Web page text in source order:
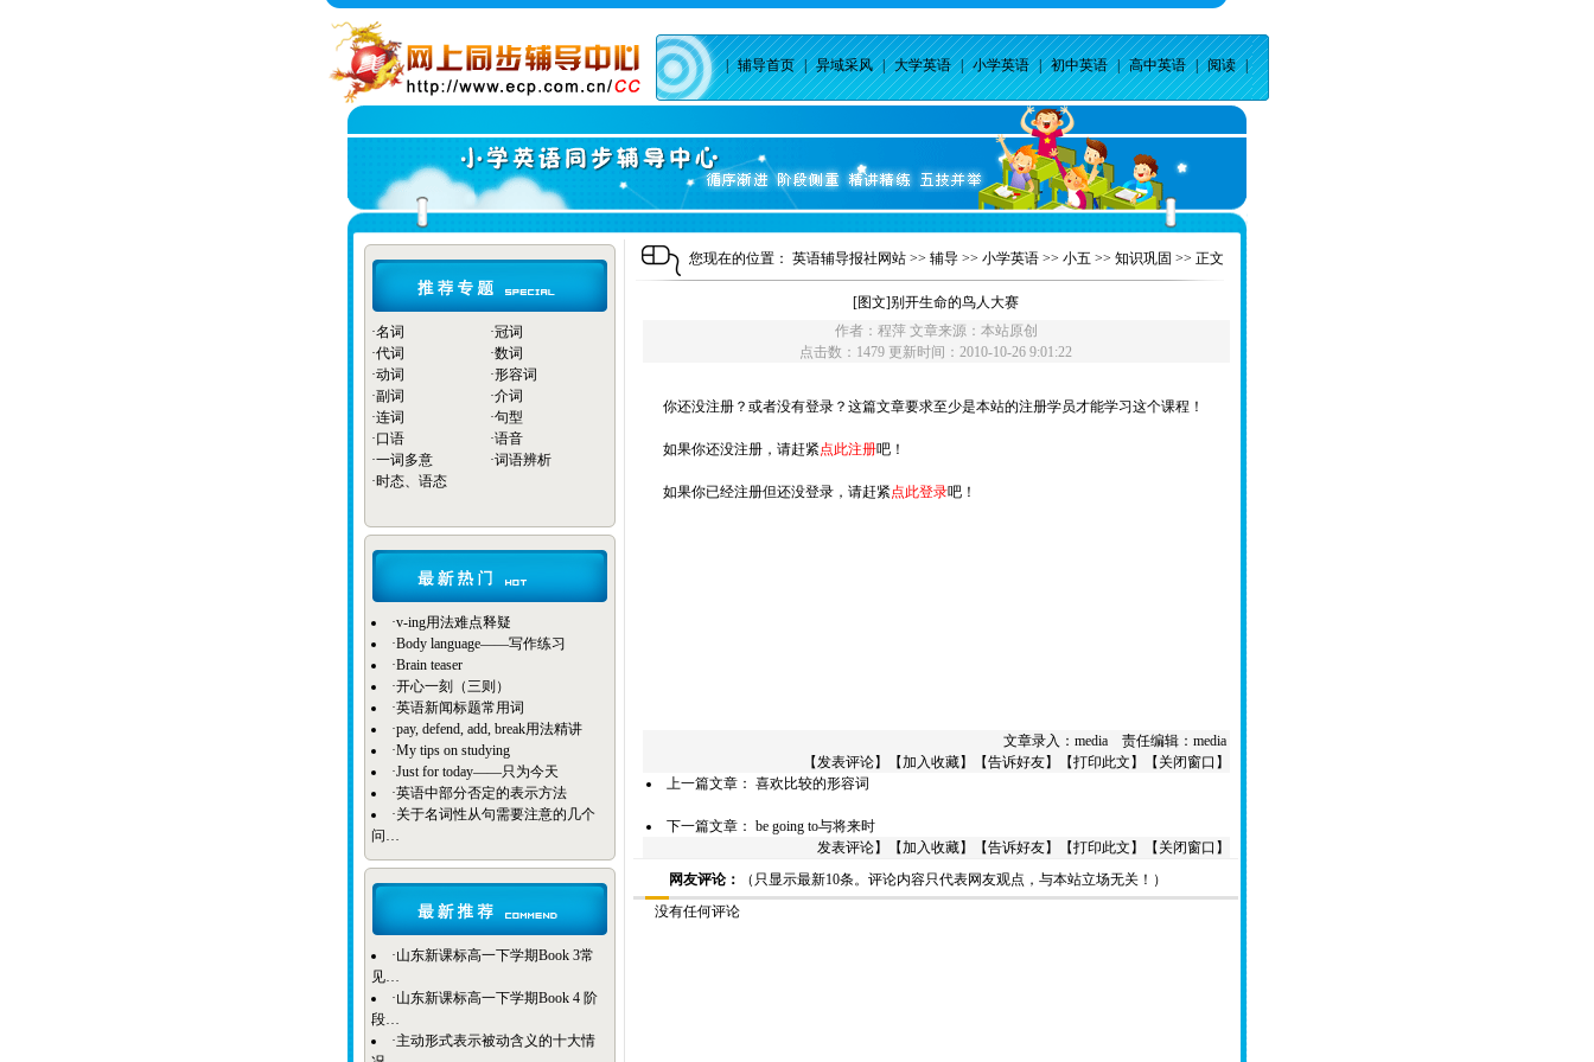
| 辅导首页 | 异域采风 | 大学英语 | 小学英语 | 初中英语 | 高中英语 | 阅读 |
·名词 ·冠词
·代词 ·数词
·动词 ·形容词
·副词 ·介词
·连词 ·句型
·口语 ·语音
·一词多意 ·词语辨析
·时态、语态
·v-ing用法难点释疑
·Body language——写作练习
·Brain teaser
·开心一刻（三则）
·英语新闻标题常用词
·pay, defend, add, break用法精讲
·My tips on studying
·Just for today——只为今天
·英语中部分否定的表示方法
·关于名词性从句需要注意的几个
问…
·山东新课标高一下学期Book 3常
见…
·山东新课标高一下学期Book 4 阶
段…
·主动形式表示被动含义的十大情
您现在的位置： 英语辅导报社网站 >> 辅导 >> 小学英语 >> 小五 >> 知识巩固 >> 正文
[图文]别开生命的鸟人大赛
作者：程萍 文章来源：本站原创
点击数：1479 更新时间：2010-10-26 9:01:22
你还没注册？或者没有登录？这篇文章要求至少是本站的注册学员才能学习这个课程！
如果你还没注册，请赶紧点此注册吧！
如果你已经注册但还没登录，请赶紧点此登录吧！
文章录入：media 责任编辑：media
【发表评论】【加入收藏】【告诉好友】【打印此文 】【 关闭窗口 】
上一篇文章： 喜欢比较的形容词
下一篇文章： be going to与将来时
发表评论】【加入收藏】【告诉好友】【打印此文 】【 关闭窗口 】
网友评论：
（只显示最新10条。评论内容只代表网友观点，与本站立场无关！）
没有任何评论